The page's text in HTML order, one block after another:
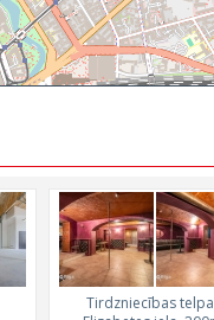
Tirdzniecības